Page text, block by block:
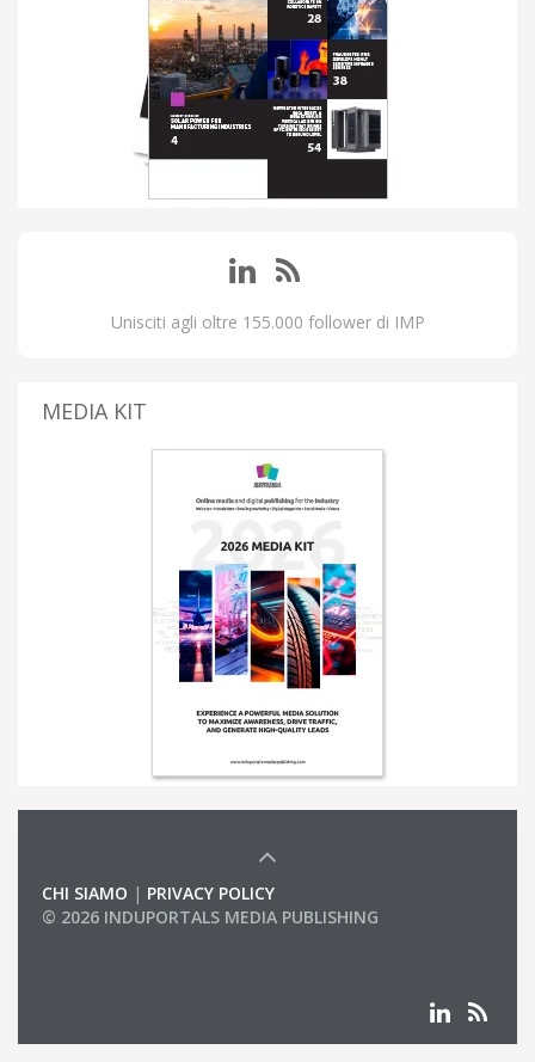
Unisciti agli oltre 155.000 follower di IMP
MEDIA KIT
CHI SIAMO | PRIVACY POLICY
© 2026 INDUPORTALS MEDIA PUBLISHING